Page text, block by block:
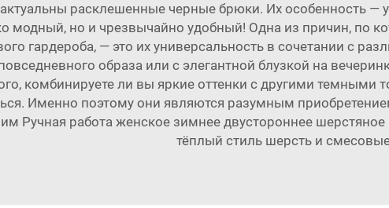
расклешенные черные брюки. Их особенность —
модный, но и чрезвычайно удобный! Одна из причин, по
гардероба, — это их универсальность в сочетании с
образа или с элегантной блузкой на
комбинируете ли вы яркие оттенки с другими
Именно поэтому они являются разумным
Ручная работа женское зимнее двустороннее
тёплый стиль шерсть и